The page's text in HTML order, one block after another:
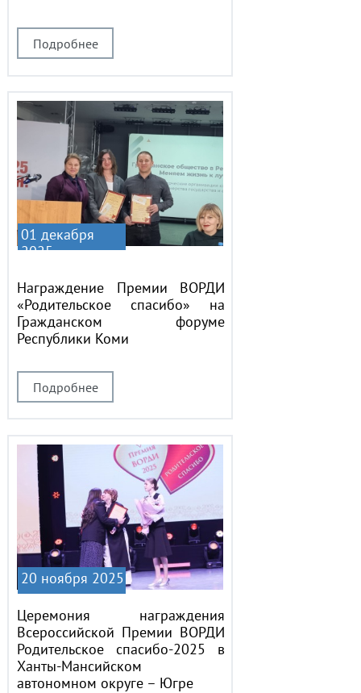
Подробнее
Подробнее
Награждение Премии ВОРДИ
«Родительское спасибо» на
Гражданском форуме
Республики Коми
01 декабря
2025
Церемония награждения
Всероссийской Премии ВОРДИ
Родительское спасибо-2025 в
Ханты-Мансийском
автономном округе – Югре
20 ноября 2025